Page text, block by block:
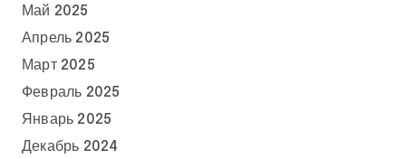
Май 2025
Апрель 2025
Март 2025
Февраль 2025
Январь 2025
Декабрь 2024